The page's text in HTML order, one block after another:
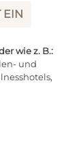
EIN
wie z. B.:
und